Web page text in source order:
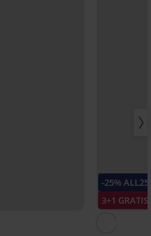
-25% ALL25
3+1 GRATIS